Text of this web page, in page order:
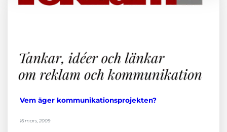
Vem äger kommunikationsprojekten?
16 mars, 2009